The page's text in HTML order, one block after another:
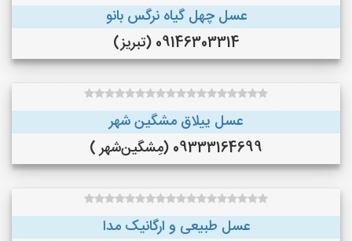
عسل چهل گیاه نرگس بانو
09146303314 (تبریز)
عسل ییلاق مشگین شهر
09333164699 (مِشگین‌شهر )
عسل طبیعی و ارگانیک مدا